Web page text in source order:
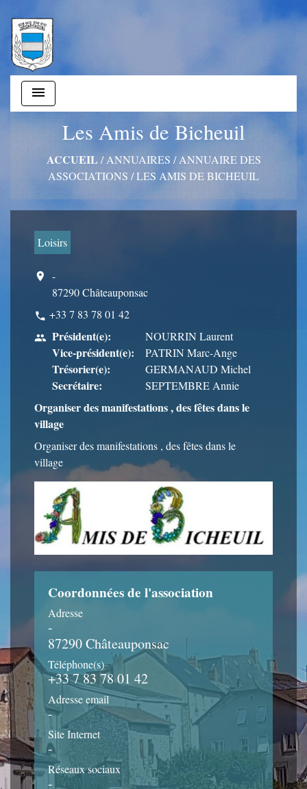
menu
Les Amis de Bicheuil
ACCUEIL /ANNUAIRES /ANNUAIRE DES
ASSOCIATIONS /LES AMIS DE BICHEUIL
Loisirs
location_on
-
87290 Châteauponsac
phone +33 7 83 78 01 42
people Président(e):
Vice-président(e):
Trésorier(e):
Secrétaire:
NOURRIN Laurent
PATRIN Marc-Ange
GERMANAUD Michel
SEPTEMBRE Annie
Organiser des manifestations , des fêtes dans le
village
Organiser des manifestations , des fêtes dans le
village
Coordonnées de l'association
Adresse
-
87290 Châteauponsac
Téléphone(s)
+33 7 83 78 01 42
Adresse email
-
Site Internet
-
Réseaux sociaux
-